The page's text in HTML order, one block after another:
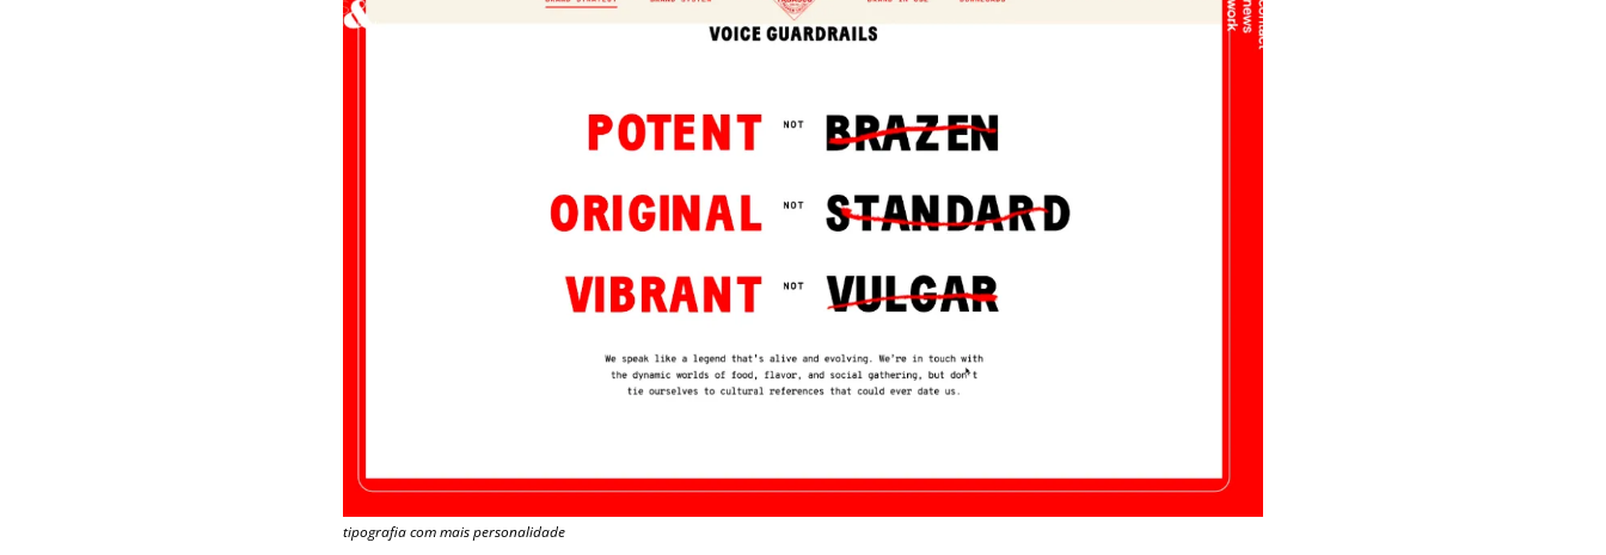
tipografia com mais personalidade